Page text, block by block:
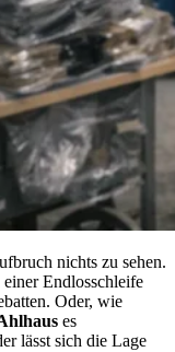
nichts zu sehen.
einer Endlosschleife
Oder, wie
es
lässt sich die Lage